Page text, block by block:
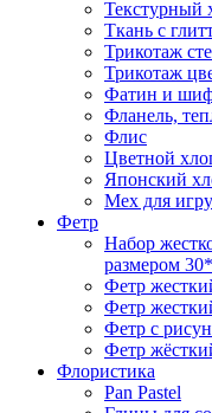
Текстурный
Ткань с
Трикотаж
Трикотаж
Фатин и
Фланель,
Флис
Цветной
Японский
Мех для
Фетр
Набор
размером
Фетр
Фетр
Фетр с
Фетр
Флористика
Pan Pastel